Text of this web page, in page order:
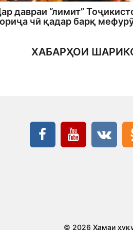
давраи “лимит”
чӣ қадар барқ
ХАБАРҲОИ
© 2026 Ҳамаи